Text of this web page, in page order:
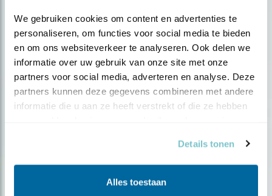
We gebruiken cookies om content en advertenties te
personaliseren, om functies voor social media te bieden
en om ons websiteverkeer te analyseren. Ook delen we
informatie over uw gebruik van onze site met onze
partners voor social media, adverteren en analyse. Deze
partners kunnen deze gegevens combineren met andere
informatie die u aan ze heeft verstrekt of die ze hebben
Details tonen
Alles toestaan